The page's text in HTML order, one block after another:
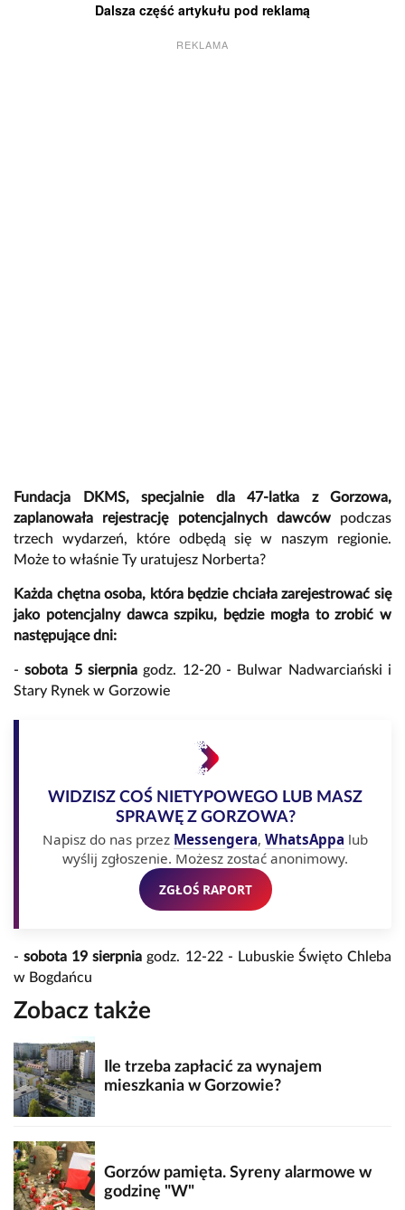
Dalsza część artykułu pod reklamą
REKLAMA
Fundacja DKMS, specjalnie dla 47-latka z Gorzowa,
zaplanowała rejestrację potencjalnych dawcówpodczas
trzech wydarzeń, które odbędą się w naszym regionie.
Może to właśnie Ty uratujesz Norberta?
Każda chętna osoba, która będzie chciała zarejestrować się
jako potencjalny dawca szpiku, będzie mogła to zrobić w
następujące dni:
-sobota 5 sierpnia godz. 12-20 - Bulwar Nadwarciański i
Stary Rynek w Gorzowie
WIDZISZ COŚ NIETYPOWEGO LUB MASZ
SPRAWĘ Z GORZOWA?
Napisz do nas przez Messengera, WhatsAppa lub
wyślij zgłoszenie. Możesz zostać anonimowy.
ZGŁOŚ RAPORT
- sobota 19 sierpnia godz. 12-22 - Lubuskie Święto Chleba
w Bogdańcu
Zobacz także
Ile trzeba zapłacić za wynajem
mieszkania w Gorzowie?
Gorzów pamięta. Syreny alarmowe w
godzinę "W"